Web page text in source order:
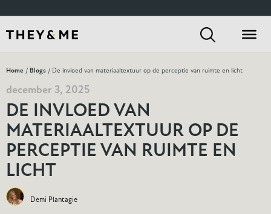
Home / Blogs / De invloed van materiaaltextuur op de perceptie van ruimte en licht
december 3, 2025
DE INVLOED VAN
MATERIAALTEXTUUR OP DE
PERCEPTIE VAN RUIMTE EN
LICHT
Demi Plantagie